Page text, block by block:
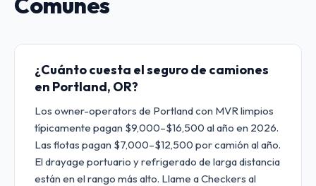
¿Cuánto cuesta el seguro de camiones
en Portland, OR?
Los owner-operators de Portland con MVR limpios
típicamente pagan $9,000–$16,500 al año en 2026.
Las flotas pagan $7,000–$12,500 por camión al año.
El drayage portuario y refrigerado de larga distancia
están en el rango más alto. Llame a Checkers al